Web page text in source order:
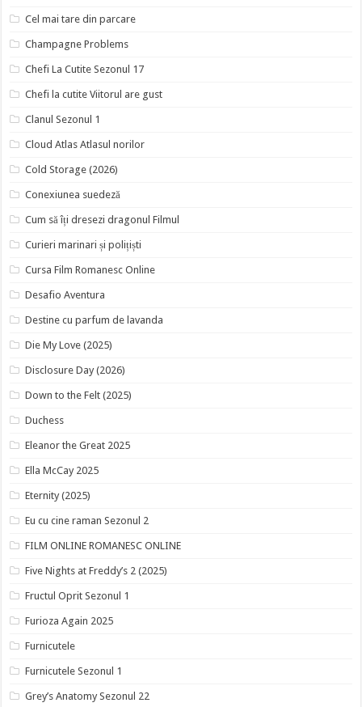
Cel mai tare din parcare
Champagne Problems
Chefi La Cutite Sezonul 17
Chefi la cutite Viitorul are gust
Clanul Sezonul 1
Cloud Atlas Atlasul norilor
Cold Storage (2026)
Conexiunea suedeză
Cum să îți dresezi dragonul Filmul
Curieri marinari și polițiști
Cursa Film Romanesc Online
Desafio Aventura
Destine cu parfum de lavanda
Die My Love (2025)
Disclosure Day (2026)
Down to the Felt (2025)
Duchess
Eleanor the Great 2025
Ella McCay 2025
Eternity (2025)
Eu cu cine raman Sezonul 2
FILM ONLINE ROMANESC ONLINE
Five Nights at Freddy’s 2 (2025)
Fructul Oprit Sezonul 1
Furioza Again 2025
Furnicutele
Furnicutele Sezonul 1
Grey’s Anatomy Sezonul 22